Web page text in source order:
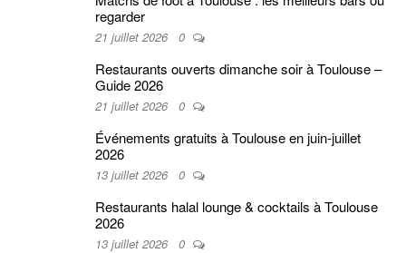
regarder
21 juillet 2026 0
Restaurants ouverts dimanche soir à Toulouse –
Guide 2026
21 juillet 2026 0
Événements gratuits à Toulouse en juin-juillet
2026
13 juillet 2026 0
Restaurants halal lounge & cocktails à Toulouse
2026
13 juillet 2026 0